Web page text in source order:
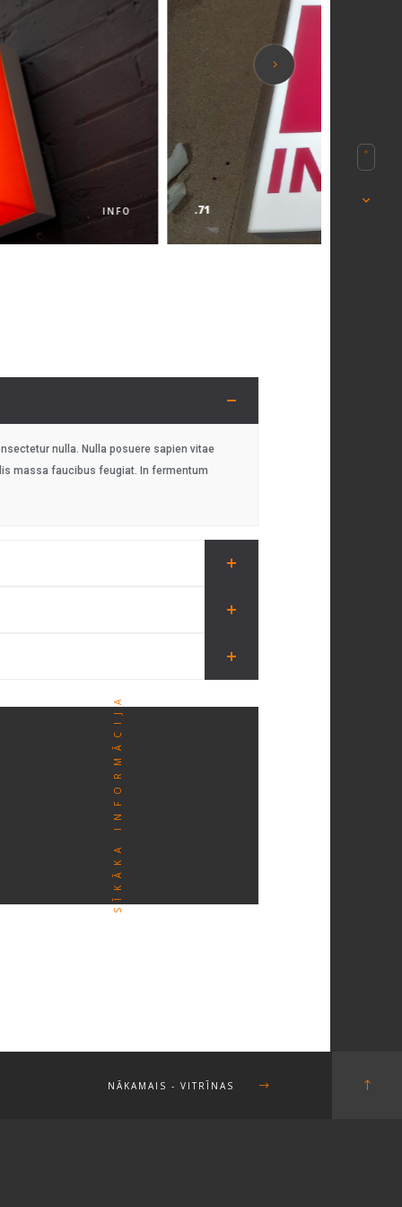
NĀKAMAIS - VITRĪNAS
INFO .71
nulla. Nulla posuere sapien vitae
massa faucibus feugiat. In fermentum